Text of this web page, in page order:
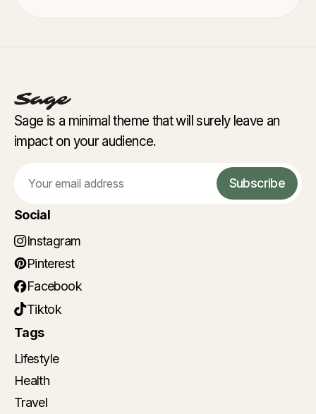
Sage is a minimal theme that will surely leave an
impact on your audience.
Email Subscribe
Social
Instagram
Pinterest
Facebook
Tiktok
Tags
Lifestyle
Health
Travel